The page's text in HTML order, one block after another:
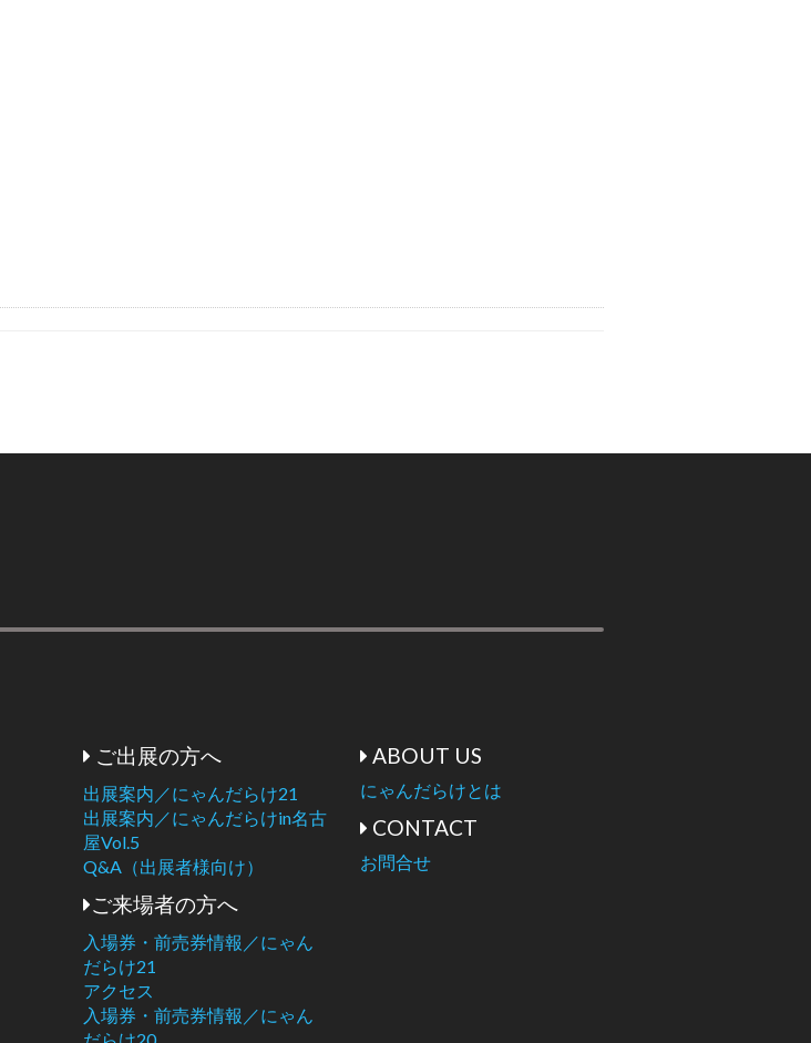
ご出展の方へ
出展案内／にゃんだらけ21
出展案内／にゃんだらけin名古
屋Vol.5
Q&A（出展者様向け）
ご来場者の方へ
入場券・前売券情報／にゃん
だらけ21
アクセス
入場券・前売券情報／にゃん
ABOUT US
にゃんだらけとは
CONTACT
お問合せ